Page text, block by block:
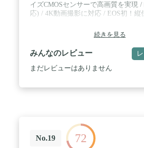
イズCMOSセンサーで高画質を実現
応) / 4K動画撮影に対応 / EOS初！縦
続きを見る
みんなのレビュー
まだレビューはありません
No.19 72